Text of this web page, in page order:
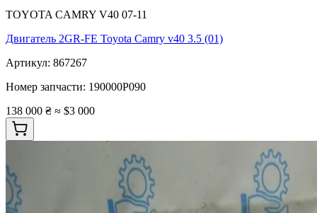
TOYOTA CAMRY V40 07-11
Двигатель 2GR-FE Toyota Camry v40 3.5 (01)
Артикул: 867267
Номер запчасти: 190000P090
138 000 ₴ ≈ $3 000